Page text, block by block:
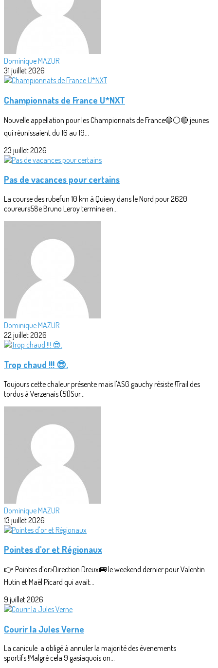
Dominique MAZUR
31 juillet 2026
Championnats de France U*NXT
Nouvelle appellation pour les Championnats de France🔵⚪🔴 jeunes
qui réunissaient du 16 au 19...
23 juillet 2026
Pas de vacances pour certains
La course des rubefun 10 km à Quievy dans le Nord pour 2620
coureurs58e Bruno Leroy termine en...
Dominique MAZUR
22 juillet 2026
Trop chaud !!! 😎.
Toujours cette chaleur présente mais l'ASG gauchy résiste !Trail des
tordus à Verzenais (51)Sur...
Dominique MAZUR
13 juillet 2026
Pointes d'or et Régionaux
👉 Pointes d’or>Direction Dreux🚌 le weekend dernier pour Valentin
Hutin et Maël Picard qui avait...
9 juillet 2026
Courir la Jules Verne
La canicule a obligé à annuler la majorité des évenements
sportifs !Malgrè cela 9 gasiaquois on...